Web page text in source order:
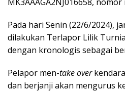
Pada hari Senin (22/6/2024),
dilakukan Terlapor Lilik
dengan kronologis sebagai
Pelapor men-take over
dan berjanji akan mengurus